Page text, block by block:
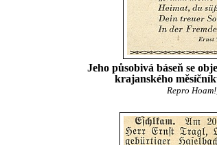
Jeho působivá báseň se
krajanského
Repro